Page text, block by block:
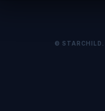
© STARCHILD.